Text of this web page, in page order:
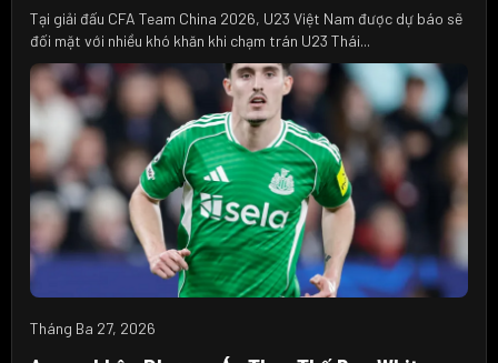
Tại giải đấu CFA Team China 2026, U23 Việt Nam được dự báo sẽ
đối mặt với nhiều khó khăn khi chạm trán U23 Thái...
Tháng Ba 27, 2026